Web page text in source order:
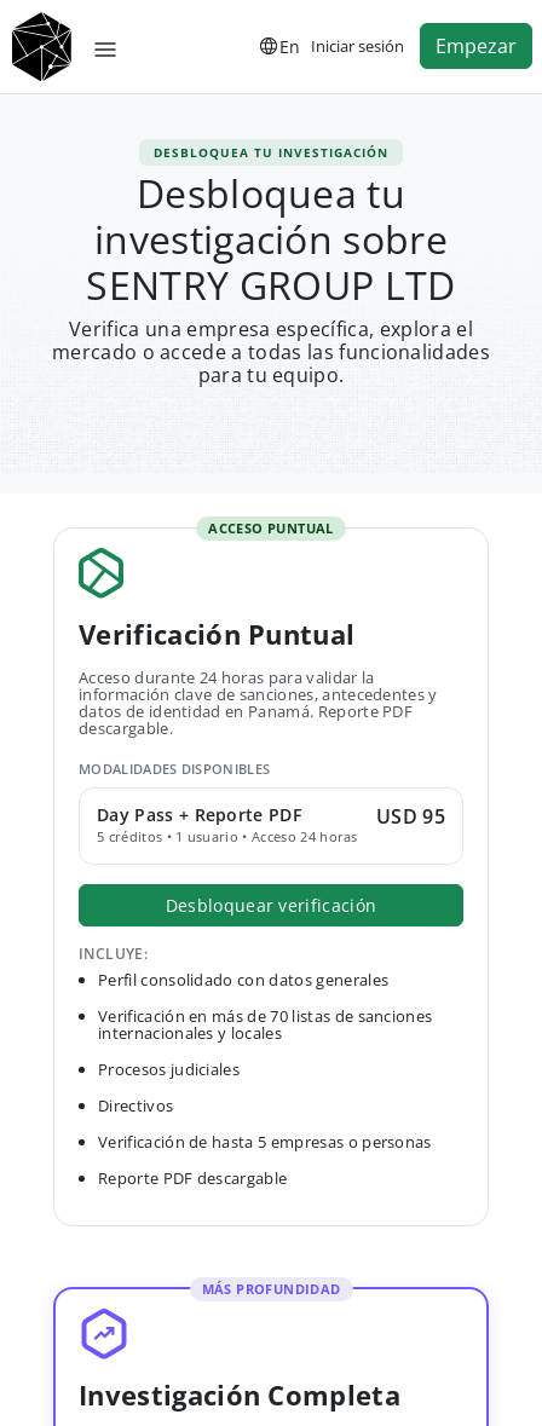
En Iniciar sesión Empezar
DESBLOQUEA TU INVESTIGACIÓN
Desbloquea tu
investigación sobre
SENTRY GROUP LTD
Verifica una empresa específica, explora el
mercado o accede a todas las funcionalidades
para tu equipo.
ACCESO PUNTUAL
Verificación Puntual
Acceso durante 24 horas para validar la
información clave de sanciones, antecedentes y
datos de identidad en Panamá. Reporte PDF
descargable.
MODALIDADES DISPONIBLES
Day Pass + Reporte PDF
5 créditos • 1 usuario • Acceso 24 horas
USD 95
Desbloquear verificación
INCLUYE:
Perfil consolidado con datos generales
Verificación en más de 70 listas de sanciones
internacionales y locales
Procesos judiciales
Directivos
Verificación de hasta 5 empresas o personas
Reporte PDF descargable
MÁS PROFUNDIDAD
Investigación Completa